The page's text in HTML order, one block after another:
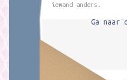
iemand anders.
Ga naar